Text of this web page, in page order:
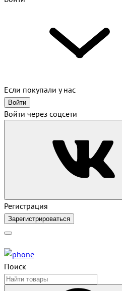
Если покупали у нас
Войти
Войти через соцсети
Регистрация
Зарегистрироваться
Поиск